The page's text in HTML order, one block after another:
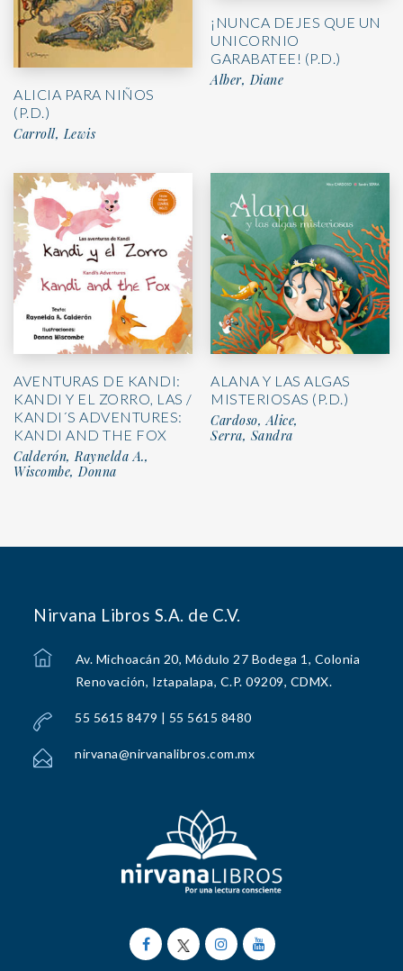
ALICIA PARA NIÑOS
(P.D.)
Carroll, Lewis
¡NUNCA DEJES QUE UN
UNICORNIO
GARABATEE! (P.D.)
Alber, Diane
AVENTURAS DE KANDI:
KANDI Y EL ZORRO, LAS /
KANDI´S ADVENTURES:
KANDI AND THE FOX
Calderón, Raynelda A.,
Wiscombe, Donna
ALANA Y LAS ALGAS
MISTERIOSAS (P.D.)
Cardoso, Alice,
Serra, Sandra
Nirvana Libros S.A. de C.V.
Av. Michoacán 20, Módulo 27 Bodega 1, Colonia
Renovación, Iztapalapa, C.P. 09209, CDMX.
55 5615 8479 | 55 5615 8480
nirvana@nirvanalibros.com.mx